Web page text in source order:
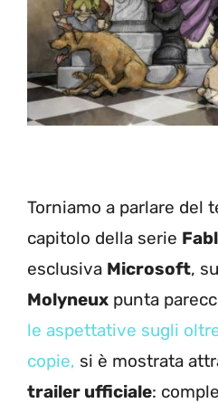
Torniamo a parlare del
capitolo della serie
esclusiva Microsoft,
Molyneux punta
le aspettative sugli
copie, si è mostrata
trailer ufficiale: